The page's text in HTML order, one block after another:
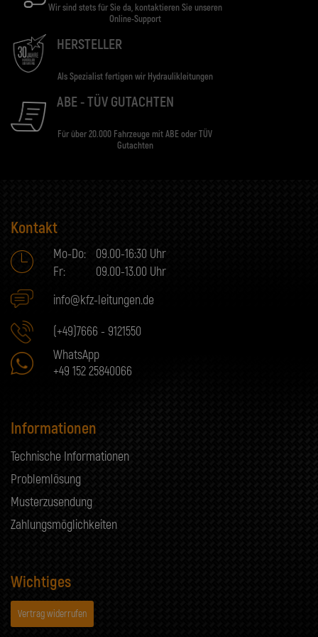
Wir sind stets für Sie da, kontaktieren Sie unseren
Online-Support
HERSTELLER
Als Spezialist fertigen wir Hydraulikleitungen
ABE - TÜV GUTACHTEN
Für über 20.000 Fahrzeuge mit ABE oder TÜV
Gutachten
Kontakt
Mo-Do:
09.00-16:30 Uhr
Fr:
09.00-13.00 Uhr
info@kfz-leitungen.de
(+49)7666 - 9121550
WhatsApp
+49 152 25840066
Informationen
Technische Informationen
Problemlösung
Musterzusendung
Zahlungsmöglichkeiten
Wichtiges
Vertrag widerrufen